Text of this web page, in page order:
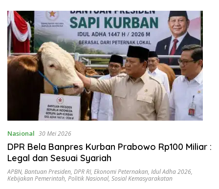
Nasional 30 Mei 2026
DPR Bela Banpres Kurban Prabowo Rp100 Miliar :
Legal dan Sesuai Syariah
APBN, Bantuan Presiden, DPR RI, Ekonomi Peternakan, Idul Adha 2026,
Kebijakan Pemerintah, Politik Nasional, Sosial Kemasyarakatan